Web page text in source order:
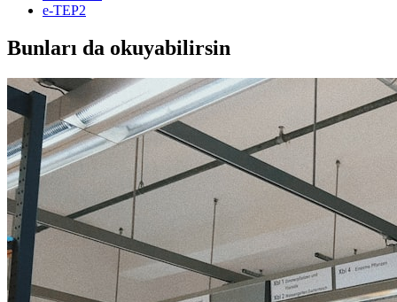
e-TEP2
Bunları da okuyabilirsin